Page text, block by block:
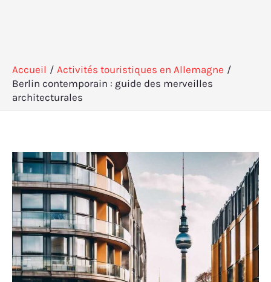
Accueil
Activités touristiques en Allemagne
Berlin contemporain : guide des merveilles
architecturales